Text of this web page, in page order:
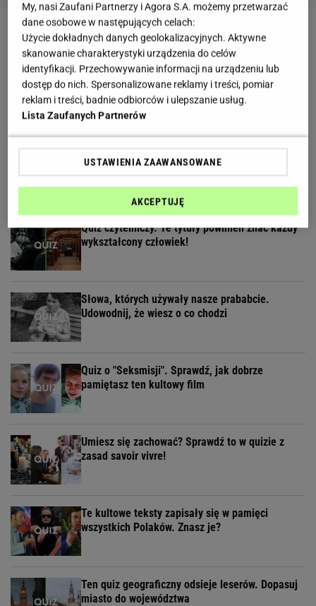
Quiz: polskie miasta. My podajemy 3 hasła, ty
wskazujesz jakie to miasto
Ten quiz wiedzy ogólnej odsieje inteligentnych i
oczytanych od reszty
Łatwy quiz o gotowaniu. Nie musisz być szefem
kuchni, by zdobyć 9/9
Quiz czytelniczy. Te tytuły powinien znać każdy
wykształcony człowiek!
Słowa, których używały nasze prababcie.
Udowodnij, że wiesz o co chodzi
Quiz o "Seksmisji". Sprawdź, jak dobrze
pamiętasz ten kultowy film
Umiesz się zachować? Sprawdź to w quizie z
zasad savoir vivre!
Te kultowe teksty zapisały się w pamięci
wszystkich Polaków. Znasz je?
Ten quiz geograficzny odsieje leserów. Dopasuj
miasto do województwa
My, nasi Zaufani Partnerzy i Agora S.A. możemy przetwarzać
dane osobowe w następujących celach:
Użycie dokładnych danych geolokalizacyjnych. Aktywne
skanowanie charakterystyki urządzenia do celów
identyfikacji. Przechowywanie informacji na urządzeniu lub
dostęp do nich. Spersonalizowane reklamy i treści, pomiar
reklam i treści, badnie odbiorców i ulepszanie usług.
Lista Zaufanych Partnerów
USTAWIENIA ZAAWANSOWANE
AKCEPTUJĘ